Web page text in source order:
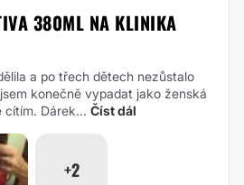
380ML NA KLINIKA
a po třech dětech nezůstalo
konečně vypadat jako ženská
Dárek... Číst dál
+2